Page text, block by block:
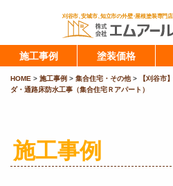
施工事例 塗装価格
HOME > 施工事例 > 集合住宅・その他>
【刈谷市
ダ・通路床防水工事（集合住宅Ｒアパート）
施工事例